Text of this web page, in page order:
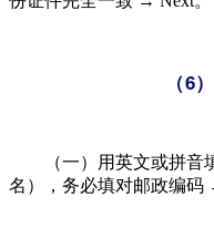
（6
（一）用英文或拼音填
名），务必填对邮政编码​